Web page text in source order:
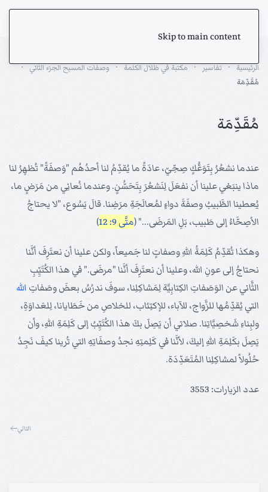
Skip to main content
الرئيسية تفاسير مكتبة في ظلال الكلمة
وصفات المسيح الجزء الثاني
مُقَدِّمَة
مُقَدِّمَة
عندما نشعُرُ بِتَوَعُّكٍ صِحِّيّ، عادَةً ما يُقدِّمُ لنا أحدُهُم "وَصفَةً" تُظهِرُ لنا
ماذا ينبَغي علينا أن نفعَلَ لِنَشعُرَ بِتَحَسُّنٍ. وعندما نُعانِي من مَرَضٍ ما،
يُعطينا الطَّبيبُ وصفَةَ دواءٍ لمُعالَجَةِ مرَضِنا. قالَ يَسُوع، "لا يحتاجُ
الأصِحَّاءُ إلى طَبيب، بَلِ المَرضَى..." (متَّى 9: 12 )
وهكذا تُقدِّمُ كَلِمَةُ اللهِ وصفاتٍ لنا جَميعاً، ولكن علينا أن نعتَرِفَ أنَّنا
نحتاجُ إلى عونِ الله، وعلينا أن نعتَرِفَ أنَّنا "مرضَى." في هذا الكُتَيِّبِ
الثَّاني عن الوَصَفاتِ الكِتابِيَّة لِمَشاكِلِنا، سوفَ ندرُسُ بعضَ وصَفاتِ الله
التي يُقدِّمُها للزَّواج، للآباء، للإكتِئاب، للخلاصِ من خَطَايانا، لِلعَداوَةِ،
ولبِناءِ شَخصِيَّاتِنا. صلاتي أن يَصِلَ بكَ هذا الكُتَيِّبُ إلى كَلِمَةِ اللهِ، وأن
يَصِلَ بكَلِمَةِ اللهِ إليكَ، لأنَّنا في كَلِمتِهِ نجدُ وصفَاتِهِ التي تُرينا كيفَ نَجِدُ
حُلُولاً لمشاكِلِنا المُتَعَدِّدَة.
عدد الزيارات: 3553
التالي